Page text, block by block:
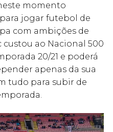
momento
jogar futebol de
com ambições de
ao Nacional 500
20/21 e poderá
apenas da sua
tudo para subir de